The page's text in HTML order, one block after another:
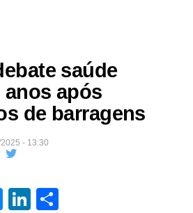
saúde
após
de barragens
- 13:30
Messenger
LinkedIn